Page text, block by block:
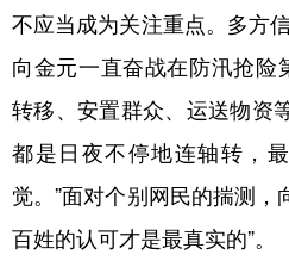
不应当成为关注重点。多方
向金元一直奋战在防汛抢险
转移、安置群众、运送物资
都是日夜不停地连轴转，
觉。”面对个别网民的揣测，
百姓的认可才是最真实的”。